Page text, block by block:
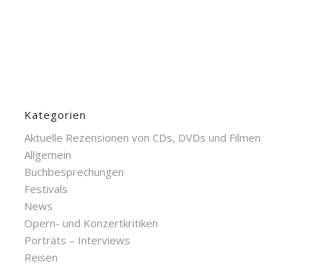
Kategorien
Aktuelle Rezensionen von CDs, DVDs und Filmen
Allgemein
Buchbesprechungen
Festivals
News
Opern- und Konzertkritiken
Porträts – Interviews
Reisen